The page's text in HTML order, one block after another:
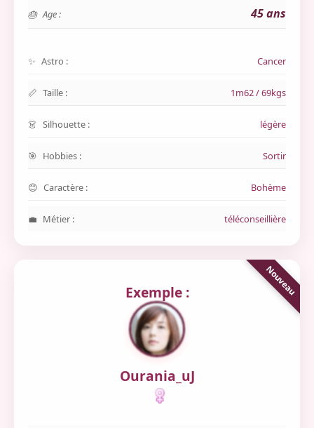
Age : 45 ans
Astro : Cancer
Taille : 1m62 / 69kgs
Silhouette : légère
Hobbies : Sortir
Caractère : Bohème
Métier : téléconseillière
Exemple :
Ourania_uJ